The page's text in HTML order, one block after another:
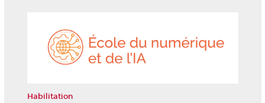
Habilitation